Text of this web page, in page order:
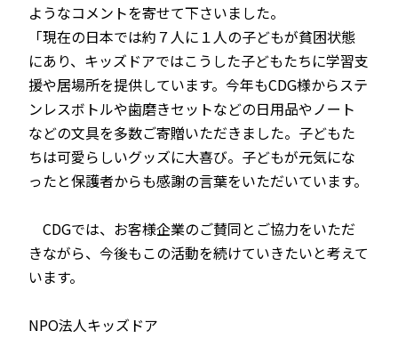
ようなコメントを寄せて下さいました。
「現在の日本では約７人に１人の子どもが貧困状態
にあり、キッズドアではこうした子どもたちに学習支
援や居場所を提供しています。今年もCDG様からステ
ンレスボトルや歯磨きセットなどの日用品やノート
などの文具を多数ご寄贈いただきました。子どもた
ちは可愛らしいグッズに大喜び。子どもが元気にな
ったと保護者からも感謝の言葉をいただいています。
CDGでは、お客様企業のご賛同とご協力をいただ
きながら、今後もこの活動を続けていきたいと考えて
います。
NPO法人キッズドア